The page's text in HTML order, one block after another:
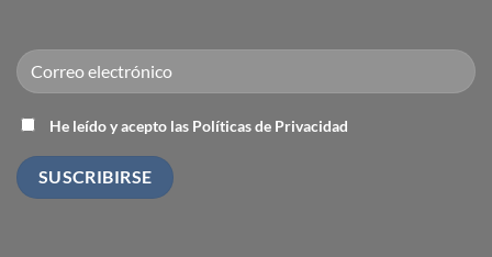
He leído y acepto las Políticas de Privacidad